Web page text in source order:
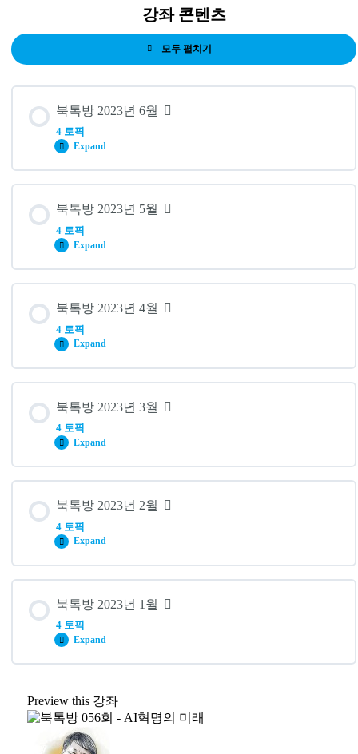
강좌 콘텐츠
모두 펼치기
레
슨
북톡방 2023년 6월
4 토픽
Expand
#68. 수학의 쓸모 – 수학의 원리를 통해 미래를 예측하는 법
따라잡기
#67. 프롬프트 엔지니어 – 챗GPT시대 프롬프트 엔지니어로
살아남는 방법
#66. 네이버쇼핑 스스로 상위노출하라 – 네이버쇼핑 스마트
스토어 1페이지 상위노출 전략
북톡방 2023년 5월
4 토픽
Expand
#63. 진짜 챗GPT 활용법 – 진짜 챗GPT 활용법
최적화시키는 7가지 실천법
북톡방 2023년 4월
4 토픽
Expand
#60. 뇌, 욕망의 비밀을 풀다 – 인간의 소비심리를 지배하는
뇌과학의 비밀
#59. 세컨드 브레인 – 우리는 세컨드 브레인(제2의뇌)을 가
졌는가
스터하기
북톡방 2023년 3월
4 토픽
Expand
#56. AI 혁명의 미래 – 인공지능 혁명 시대를 맞이하는 우리
의 자세
#55. 챗GPT 기회를 잡는 사람들
문장 공식
#53. 다 팔아버리는 백억짜리 카피 대전 – 무조건 팔리는 효
북톡방 2023년 2월
4 토픽
Expand
#51. 마케팅 설계자 – 단골 고객을 육성하는 마케팅 퍼널 설
계방법
북톡방 2023년 1월
4 토픽
Expand
0% 완료 0/4 단계
Preview this 강좌